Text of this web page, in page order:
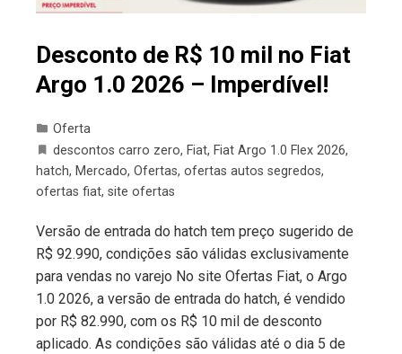
Desconto de R$ 10 mil no Fiat
Argo 1.0 2026 – Imperdível!
Oferta
descontos carro zero, Fiat, Fiat Argo 1.0 Flex 2026,
hatch, Mercado, Ofertas, ofertas autos segredos,
ofertas fiat, site ofertas
Versão de entrada do hatch tem preço sugerido de
R$ 92.990, condições são válidas exclusivamente
para vendas no varejo No site Ofertas Fiat, o Argo
1.0 2026, a versão de entrada do hatch, é vendido
por R$ 82.990, com os R$ 10 mil de desconto
aplicado. As condições são válidas até o dia 5 de